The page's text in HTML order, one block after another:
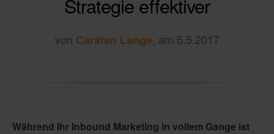
Strategie effektiver
von Carsten Lange, am 5.5.2017
Während Ihr Inbound Marketing in vollem Gange ist